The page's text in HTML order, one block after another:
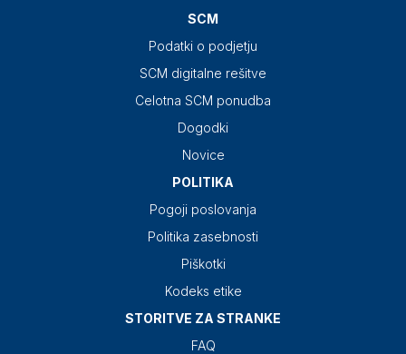
SCM
Podatki o podjetju
SCM digitalne rešitve
Celotna SCM ponudba
Dogodki
Novice
POLITIKA
Pogoji poslovanja
Politika zasebnosti
Piškotki
Kodeks etike
STORITVE ZA STRANKE
FAQ